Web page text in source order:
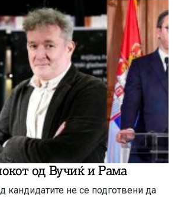
од Вучиќ и Рама
кандидатите не се подготвени да